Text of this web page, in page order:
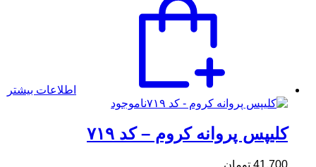
اطلاعات بیشتر
ناموجود
کلیپس پروانه کروم – کد ۷۱۹
41,700 تومان